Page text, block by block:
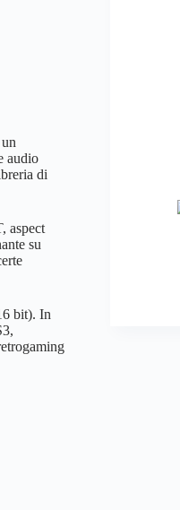
audio
di
aspect
su
bit). In